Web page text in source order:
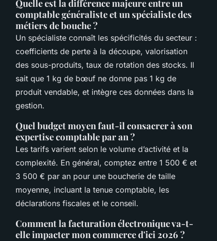
Quelle est la différence majeure entre un
comptable généraliste et un spécialiste des
métiers de bouche ?
Un spécialiste connaît les spécificités du secteur :
coefficients de perte à la découpe, valorisation
des sous-produits, taux de rotation des stocks. Il
sait que 1 kg de bœuf ne donne pas 1 kg de
produit vendable, et intègre ces données dans la
gestion.
Quel budget moyen faut-il consacrer à son
expertise comptable par an ?
Les tarifs varient selon le volume d’activité et la
complexité. En général, comptez entre 1 500 € et
3 500 € par an pour une boucherie de taille
moyenne, incluant la tenue comptable, les
déclarations fiscales et le conseil.
Comment la facturation électronique va-t-
elle impacter mon commerce d'ici 2026 ?